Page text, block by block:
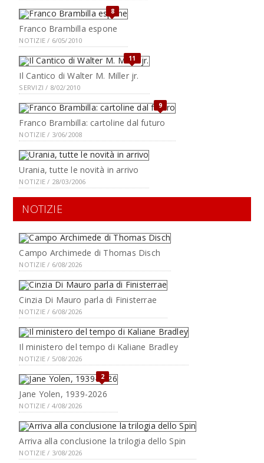
8
Franco Brambilla espone
NOTIZIE / 6/05/2010
11
Il Cantico di Walter M. Miller jr.
SERVIZI / 8/02/2010
9
Franco Brambilla: cartoline dal futuro
NOTIZIE / 3/06/2008
Urania, tutte le novità in arrivo
NOTIZIE / 28/03/2006
NOTIZIE
Campo Archimede di Thomas Disch
NOTIZIE / 6/08/2026
Cinzia Di Mauro parla di Finisterrae
NOTIZIE / 6/08/2026
Il ministero del tempo di Kaliane Bradley
NOTIZIE / 5/08/2026
2
Jane Yolen, 1939-2026
NOTIZIE / 4/08/2026
Arriva alla conclusione la trilogia dello Spin
NOTIZIE / 3/08/2026